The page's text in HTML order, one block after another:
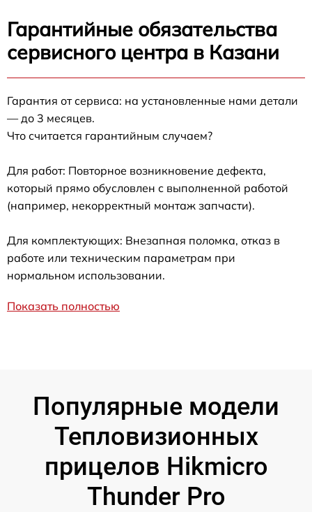
Гарантийные обязательства
сервисного центра в Казани
Гарантия от сервиса: на установленные нами детали
— до 3 месяцев.
Что считается гарантийным случаем?
Для работ: Повторное возникновение дефекта,
который прямо обусловлен с выполненной работой
(например, некорректный монтаж запчасти).
Для комплектующих: Внезапная поломка, отказ в
работе или техническим параметрам при
нормальном использовании.
Показать полностью
Популярные модели
Тепловизионных
прицелов Hikmicro
Thunder Pro